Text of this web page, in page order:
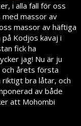
i alla fall för oss
med massor av
massor av häftiga
Kodjos kavaj i
fick ha
jag! Nu är ju
och årets första
bra låtar, och
av både
att Mohombi